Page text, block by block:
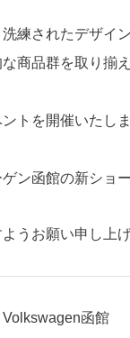
練されたデザイ
商品群を取り揃
トを開催いたし
ン函館の新ショ
うお願い申し上げ
函館